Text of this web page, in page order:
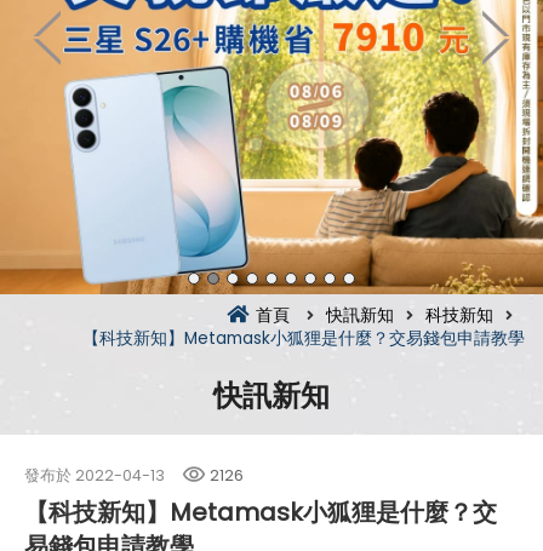
首頁 快訊新知
科技新知
【科技新知】Metamask小狐狸是什麼？交易錢包申請教學
快訊新知
發布於 2022-04-13 2126
【科技新知】Metamask小狐狸是什麼？交